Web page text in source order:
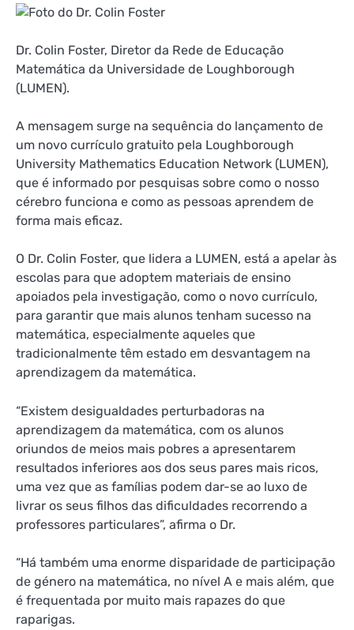
Dr. Colin Foster, Diretor da Rede de Educação
Matemática da Universidade de Loughborough
(LUMEN).
A mensagem surge na sequência do lançamento de
um novo currículo gratuito pela Loughborough
University Mathematics Education Network (LUMEN),
que é informado por pesquisas sobre como o nosso
cérebro funciona e como as pessoas aprendem de
forma mais eficaz.
O Dr. Colin Foster, que lidera a LUMEN, está a apelar às
escolas para que adoptem materiais de ensino
apoiados pela investigação, como o novo currículo,
para garantir que mais alunos tenham sucesso na
matemática, especialmente aqueles que
tradicionalmente têm estado em desvantagem na
aprendizagem da matemática.
“Existem desigualdades perturbadoras na
aprendizagem da matemática, com os alunos
oriundos de meios mais pobres a apresentarem
resultados inferiores aos dos seus pares mais ricos,
uma vez que as famílias podem dar-se ao luxo de
livrar os seus filhos das dificuldades recorrendo a
professores particulares”, afirma o Dr.
“Há também uma enorme disparidade de participação
de género na matemática, no nível A e mais além, que
é frequentada por muito mais rapazes do que
raparigas.